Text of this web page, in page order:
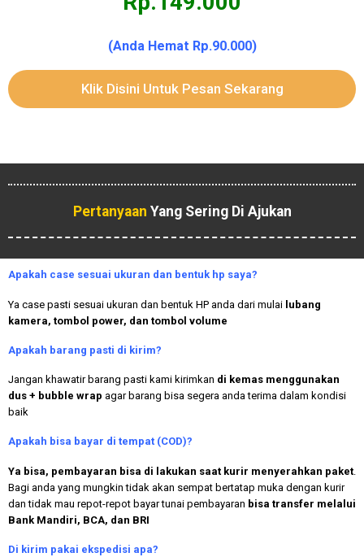
(Anda Hemat Rp.90.000)
Klik Disini Untuk Pesan Sekarang
Pertanyaan Yang Sering Di Ajukan
Apakah case sesuai ukuran dan bentuk hp saya?
Ya case pasti sesuai ukuran dan bentuk HP anda dari mulai lubang
kamera, tombol power, dan tombol volume
Apakah barang pasti di kirim?
Jangan khawatir barang pasti kami kirimkan di kemas menggunakan
dus + bubble wrap agar barang bisa segera anda terima dalam kondisi
baik
Apakah bisa bayar di tempat (COD)?
Ya bisa, pembayaran bisa di lakukan saat kurir menyerahkan paket
Bagi anda yang mungkin tidak akan sempat bertatap muka dengan kurir
dan tidak mau repot-repot bayar tunai pembayaran bisa transfer melalui
Bank Mandiri, BCA, dan BRI
Di kirim pakai ekspedisi apa?